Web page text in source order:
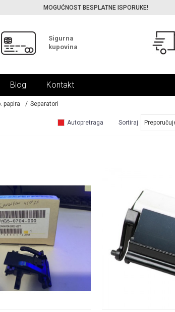
MOGUĆNOST BESPLATNE ISPORUKE!
Sigurna
kupovina
Blog Kontakt
papira Separatori
Autopretraga Sortiraj
UPOREDI